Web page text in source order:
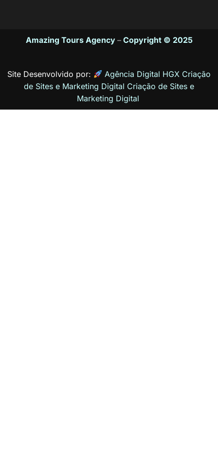
Amazing Tours Agency– Copyright © 2025
Site Desenvolvido por:
Agência Digital HGX Criação
de Sites e Marketing Digital Criação de Sites e
Marketing Digital